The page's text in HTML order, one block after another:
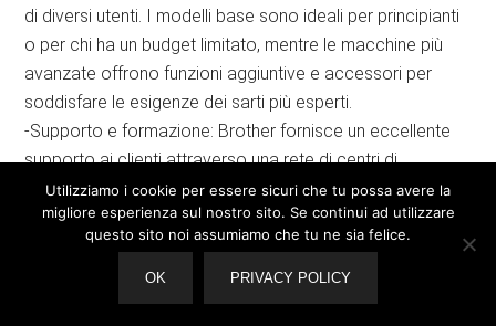
di diversi utenti. I modelli base sono ideali per principianti
o per chi ha un budget limitato, mentre le macchine più
avanzate offrono funzioni aggiuntive e accessori per
soddisfare le esigenze dei sarti più esperti.
-Supporto e formazione: Brother fornisce un eccellente
supporto ai clienti attraverso una rete di centri di
assistenza autorizzati, un servizio clienti reattivo e una
vasta gamma di risorse educative, tra cui manuali, video
tutorial e corsi online.
-Compatibilità con gli accessori: Brother offre una vasta
gamma di accessori compatibili con le sue macchine da
Utilizziamo i cookie per essere sicuri che tu possa avere la
migliore esperienza sul nostro sito. Se continui ad utilizzare
questo sito noi assumiamo che tu ne sia felice.
OK PRIVACY POLICY